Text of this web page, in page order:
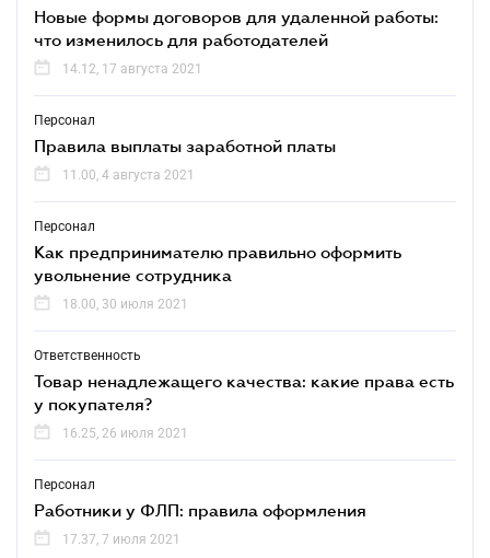
Новые формы договоров для удаленной работы:
что изменилось для работодателей
14.12, 17 августа 2021
Персонал
Правила выплаты заработной платы
11.00, 4 августа 2021
Персонал
Как предпринимателю правильно оформить
увольнение сотрудника
18.00, 30 июля 2021
Ответственность
Товар ненадлежащего качества: какие права есть
у покупателя?
16.25, 26 июля 2021
Персонал
Работники у ФЛП: правила оформления
17.37, 7 июля 2021